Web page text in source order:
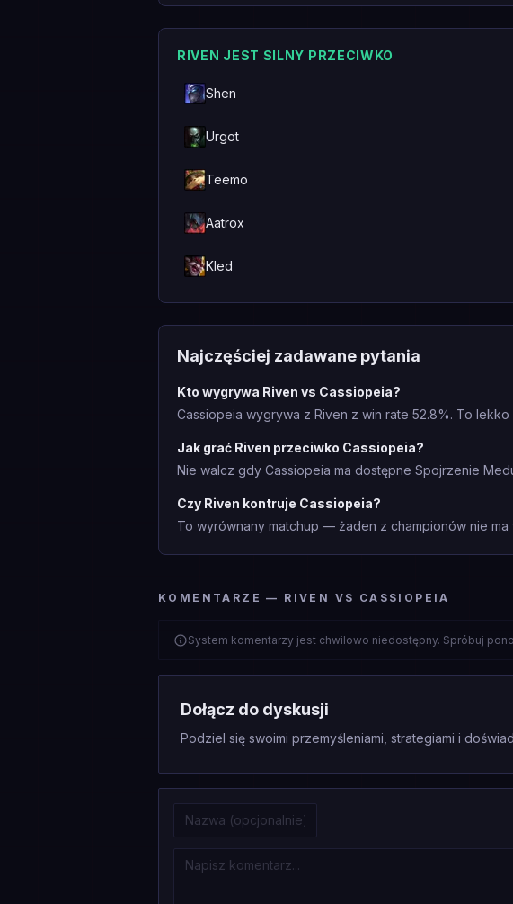
RIVEN JEST SILNY PRZECIWKO
Shen
Urgot
Teemo
Aatrox
Kled
Najczęściej zadawane pytania
Kto wygrywa Riven vs Cassiopeia?
Cassiopeia wygrywa z Riven z win rate 52.8%. To
Jak grać Riven przeciwko Cassiopeia?
Nie walcz gdy Cassiopeia ma dostępne Spojrzenie
Czy Riven kontruje Cassiopeia?
To wyrównany matchup — żaden z championów nie
KOMENTARZE — RIVEN VS CASSIOPEIA
System komentarzy jest chwilowo niedostępny. Spróbuj
Dołącz do dyskusji
Podziel się swoimi przemyśleniami, strategiami i